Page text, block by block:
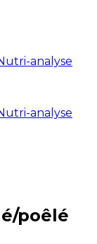
analyse
analyse
poêlé